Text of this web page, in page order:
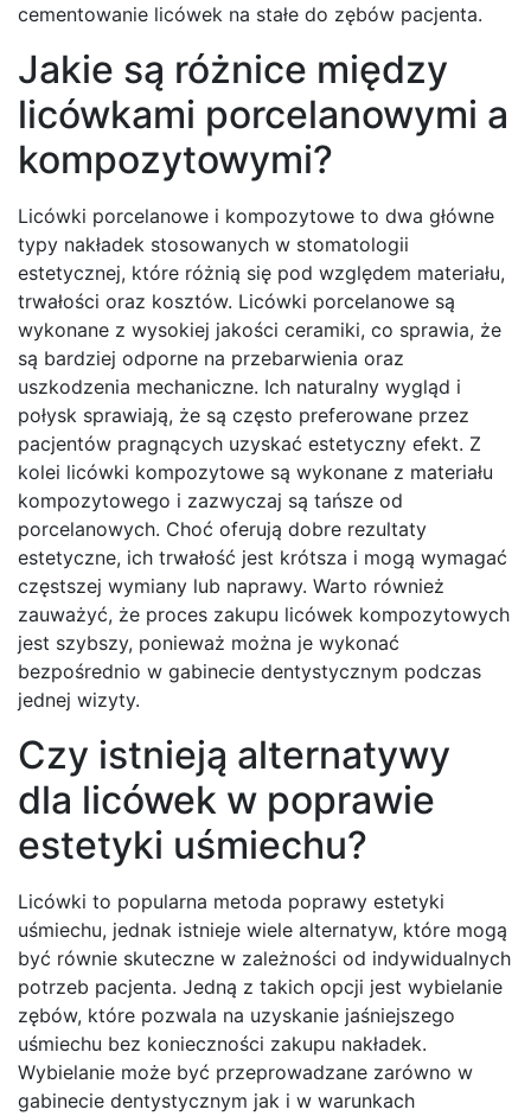
cementowanie licówek na stałe do zębów pacjenta.
Jakie są różnice między
licówkami porcelanowymi a
kompozytowymi?
Licówki porcelanowe i kompozytowe to dwa główne
typy nakładek stosowanych w stomatologii
estetycznej, które różnią się pod względem materiału,
trwałości oraz kosztów. Licówki porcelanowe są
wykonane z wysokiej jakości ceramiki, co sprawia, że
są bardziej odporne na przebarwienia oraz
uszkodzenia mechaniczne. Ich naturalny wygląd i
połysk sprawiają, że są często preferowane przez
pacjentów pragnących uzyskać estetyczny efekt. Z
kolei licówki kompozytowe są wykonane z materiału
kompozytowego i zazwyczaj są tańsze od
porcelanowych. Choć oferują dobre rezultaty
estetyczne, ich trwałość jest krótsza i mogą wymagać
częstszej wymiany lub naprawy. Warto również
zauważyć, że proces zakupu licówek kompozytowych
jest szybszy, ponieważ można je wykonać
bezpośrednio w gabinecie dentystycznym podczas
jednej wizyty.
Czy istnieją alternatywy
dla licówek w poprawie
estetyki uśmiechu?
Licówki to popularna metoda poprawy estetyki
uśmiechu, jednak istnieje wiele alternatyw, które mogą
być równie skuteczne w zależności od indywidualnych
potrzeb pacjenta. Jedną z takich opcji jest wybielanie
zębów, które pozwala na uzyskanie jaśniejszego
uśmiechu bez konieczności zakupu nakładek.
Wybielanie może być przeprowadzane zarówno w
gabinecie dentystycznym jak i w warunkach